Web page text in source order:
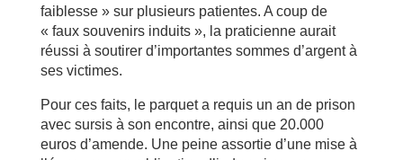
faiblesse » sur plusieurs patientes. A coup de
« faux souvenirs induits », la praticienne aurait
réussi à soutirer d’importantes sommes d’argent à
ses victimes.
Pour ces faits, le parquet a requis un an de prison
avec sursis à son encontre, ainsi que 20.000
euros d’amende. Une peine assortie d’une mise à